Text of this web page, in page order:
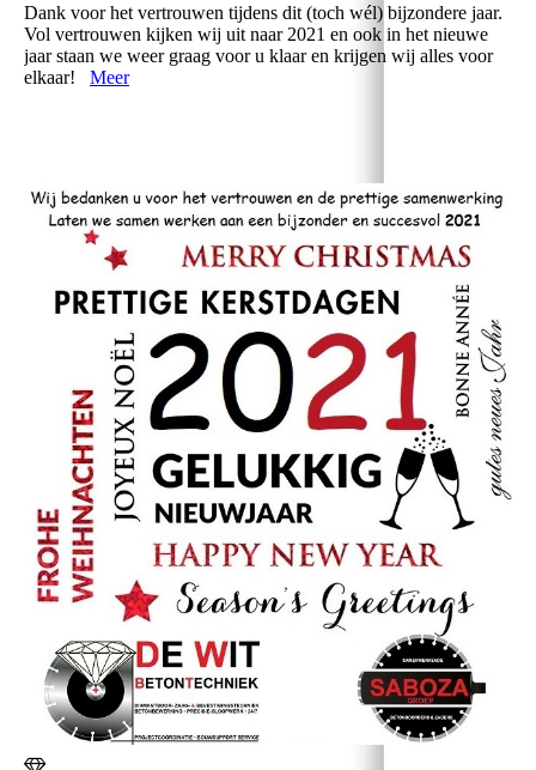
Dank voor het vertrouwen tijdens dit (toch wél) bijzondere jaar.
Vol vertrouwen kijken wij uit naar 2021 en ook in het nieuwe
jaar staan we weer graag voor u klaar en krijgen wij alles voor
elkaar! Meer